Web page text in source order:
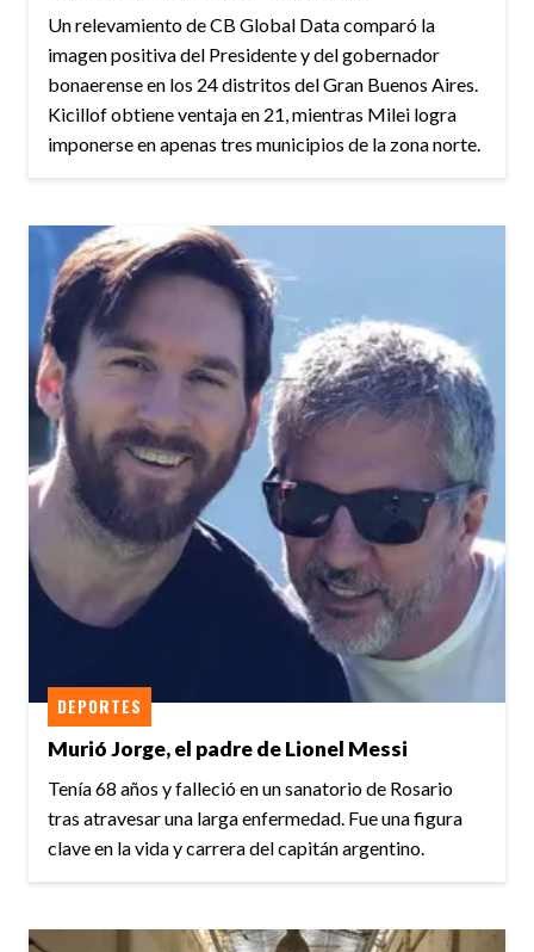
Un relevamiento de CB Global Data comparó la
imagen positiva del Presidente y del gobernador
bonaerense en los 24 distritos del Gran Buenos Aires.
Kicillof obtiene ventaja en 21, mientras Milei logra
imponerse en apenas tres municipios de la zona norte.
Murió Jorge, el padre de Lionel Messi
DEPORTES
Tenía 68 años y falleció en un sanatorio de Rosario
tras atravesar una larga enfermedad. Fue una figura
clave en la vida y carrera del capitán argentino.